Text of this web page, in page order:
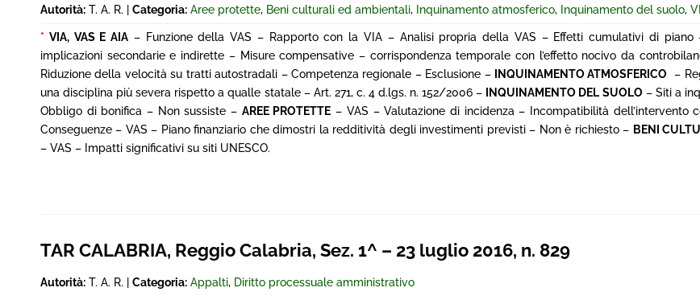
Autorità: T. A. R. | Categoria: Aree protette, Beni culturali ed ambientali, Inquinamento atmosferico, Inquinamento del suolo,
* VIA, VAS E AIA – Funzione della VAS – Rapporto con la VIA – Analisi propria della VAS – Effetti cumulativi di piano
implicazioni secondarie e indirette – Misure compensative – corrispondenza temporale con l’effetto nocivo da
Riduzione della velocità su tratti autostradali – Competenza regionale – Esclusione –
INQUINAMENTO ATMOSFERICO –
una disciplina più severa rispetto a qualle statale – Art. 271, c. 4 d.lgs. n. 152/2006 –
INQUINAMENTO DEL SUOLO– Siti a
Obbligo di bonifica – Non sussiste – AREE PROTETTE – VAS – Valutazione di incidenza – Incompatibilità dell’intervento
Conseguenze – VAS – Piano finanziario che dimostri la redditività degli investimenti previsti – Non è richiesto – BENI
– VAS – Impatti significativi su siti UNESCO.
TAR CALABRIA, Reggio Calabria, Sez. 1^ – 23 luglio 2016, n. 829
Autorità: T. A. R. | Categoria: Appalti, Diritto processuale amministrativo